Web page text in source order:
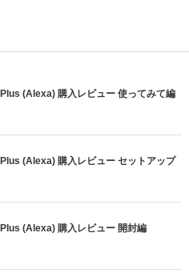
(Alexa) 購入レビュー 使ってみて編
(Alexa) 購入レビュー セットアップ
(Alexa) 購入レビュー 開封編